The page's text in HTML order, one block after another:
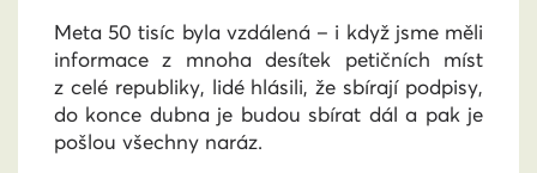
Meta 50 tisíc byla vzdálená – i když jsme měli
informace z mnoha desítek petičních míst
z celé republiky, lidé hlásili, že sbírají podpisy,
do konce dubna je budou sbírat dál a pak je
pošlou všechny naráz.